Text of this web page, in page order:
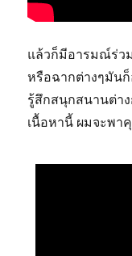
แล้วก็มีอารมณ์ร่ว
หรือฉากต่างๆมันก็
รู้สึกสนุกสนานต่า
เนื้อหานี้ ผมจะพา